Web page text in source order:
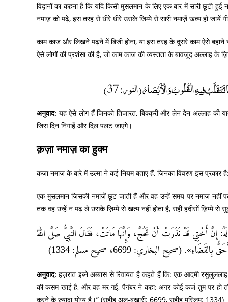
विद्वानों का कहना है कि यदि किसी मुसलमान के लिए एक बार में सारी छूटी
नमाज़ को पढ़े, इस तरह से धीरे धीरे उसके जिम्मे से सारी नमाज़ें खत्म हो जायें
काम काज और लिखने पढ़ने में बिजी होना, या इस तरह के दुसरे काम ऐसे
ऐसे लोगों की प्रशंसा की है, जो काम काज की व्यस्तता के बावजूद अल्लाह के
فِيهِ الْقُلُوبُ وَالْأَبْصَارُ (النور: 37)
अनुवाद: यह ऐसे लोग हैं जिनको तिजारत, बिक्क्री और लेन देन अल्लाह
जिस दिन निगाहें और दिल पलट जाएंगे।
क़ज़ा नमाज़ का हुक्म
क़ज़ा नमाज़ के बारे में उल्मा ने कई नियम बताए हैं, जिनका विवरण इस प्रकार
एक मुसलमान जिसकी नमाज़ें छूट जाती हैं और वह उन्हें समय पर नमाज़ नहीं
तक वह उन्हें न पढ़ ले उसके ज़िम्मे से खत्म नहीं होता है, सही हदीसों ज़िम्मे से
إِنَّ أُخْتِي قَدْ نَذَرَتْ أَنْ تَحُجَّ، وَإِنَّهَا مَاتَتْ، فَقَالَ النَّبِيُّ صَلَّى اللهُ
البخاري: 6699، صحيح مسلم: 1334)
अनुवाद: हज़रात इब्ने अब्बास से रिवायत है कहते हैं कि: एक आदमी
की कसम खाई है, और वह मर गई, पैगंबर ने कहा: अगर कोई कर्ज तुम पर हो
करने के ज़्यादा योग्य है।” (सहीह अल-बुखारी: 6699, सहीह मुस्लिम: 1334)